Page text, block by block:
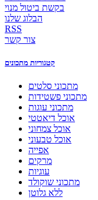
בקשת ביטול מנוי
הבלוג שלנו
RSS
צור קשר
קטגוריות מתכונים
מתכוני סלטים
מתכוני פשטידות
מתכוני עוגות
אוכל דיאטטי
אוכל צמחוני
אוכל טבעוני
אפייה
מרקים
עוגיות
מתכוני שוקולד
ללא גלוטן